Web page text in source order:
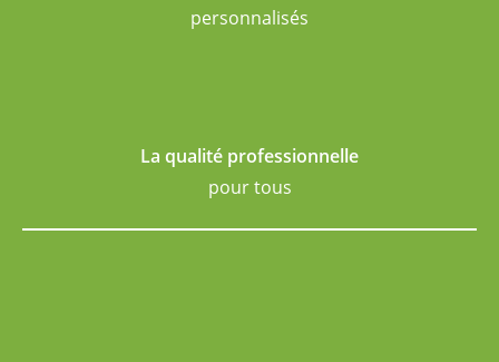
personnalisés
La qualité professionnelle
pour tous